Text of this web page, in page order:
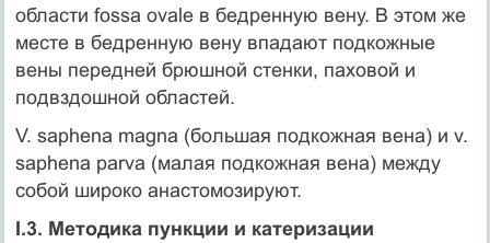
области fossa ovale в бедренную вену. В этом же
месте в бедренную вену впадают подкожные
вены передней брюшной стенки, паховой и
подвздошной областей.
V. saphena magna (большая подкожная вена) и v.
saphena parva (малая подкожная вена) между
собой широко анастомозируют.
І.3. Методика пункции и катеризации